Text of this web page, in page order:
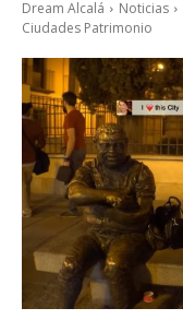
Dream Alcalá Noticias
Ciudades Patrimonio